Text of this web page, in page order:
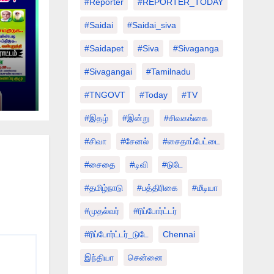
!
#saidai #saidai_siva
#saidapet #Siva #Sivaganga
#sivagangai #tamilnadu
#TNGOVT #today #TV
#இதழ் #இன்று #சிவகங்கை
#சிவா #சேனல் #சைதாப்பேட்டை
#சைதை #டிவி #டுடே
#தமிழ்நாடு #பத்திரிகை #மீடியா
#முதல்வர் #ரிப்போர்ட்டர்
#ரிப்போர்ட்டர்_டுடே Chennai
இந்தியா சென்னை